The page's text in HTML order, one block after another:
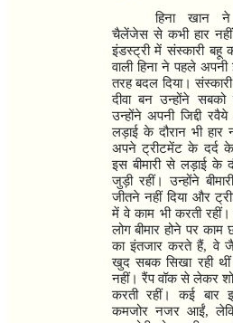
हिना खान
चैलेंजेस से कभी हार नहीं
इंडस्ट्री में संस्कारी बहू
वाली हिना ने पहले
तरह बदल दिया।
दीवा बन उन्होंने सबको
उन्होंने अपनी जिद्दी
लड़ाई के दौरान भी हार
अपने ट्रीटमेंट के दर्द
इस बीमारी से लड़ाई के
जुड़ी रहीं। उन्होंने
जीतने नहीं दिया और
में वे काम भी करती
लोग बीमार होने पर काम
का इंतजार करते हैं,वे
खुद सबक सिखा रही
नहीं। रैंप वॉक से लेकर
करती रहीं। कई बार
कमजोर नजर आईं,